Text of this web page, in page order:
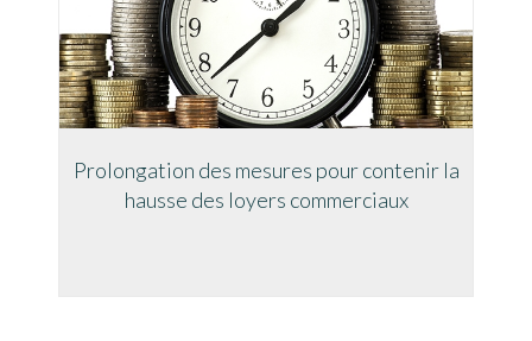
Prolongation des mesures pour contenir la
hausse des loyers commerciaux